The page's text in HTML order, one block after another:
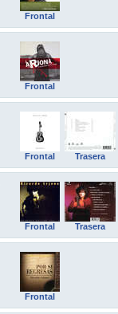
Frontal
Frontal
Frontal Trasera
Frontal Trasera
Frontal